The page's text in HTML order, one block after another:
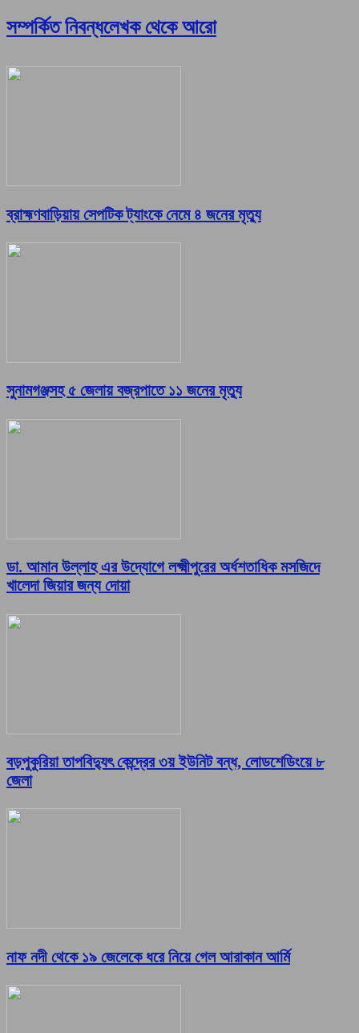
সম্পর্কিত নিবন্ধলেখক থেকে আরো
ব্রাহ্মণবাড়িয়ায় সেপটিক ট্যাংকে নেমে ৪ জনের মৃত্যু
সুনামগঞ্জসহ ৫ জেলায় বজ্রপাতে ১১ জনের মৃত্যু
ডা. আমান উল্লাহ এর উদ্যোগে লক্ষ্মীপুরের অর্ধশতাধিক মসজিদে
খালেদা জিয়ার জন্য দোয়া
বড়পুকুরিয়া তাপবিদ্যুৎ কেন্দ্রের ৩য় ইউনিট বন্ধ, লোডশেডিংয়ে ৮
জেলা
নাফ নদী থেকে ১৯ জেলেকে ধরে নিয়ে গেল আরাকান আর্মি